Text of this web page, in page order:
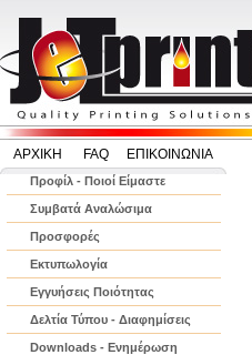
ΑΡΧΙΚΗ FAQ ΕΠΙΚΟΙΝΩΝΙΑ
Προφίλ - Ποιοί Είμαστε
Συμβατά Αναλώσιμα
Προσφορές
Εκτυπωλογία
Εγγυήσεις Ποιότητας
Δελτία Τύπου - Διαφημίσεις
Downloads - Ενημέρωση